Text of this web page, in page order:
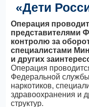
«Дети
Операция
представителями
контролю за
специалистами
и других
Операция
Федеральной
наркотиков,
здравоохранения и
структур.